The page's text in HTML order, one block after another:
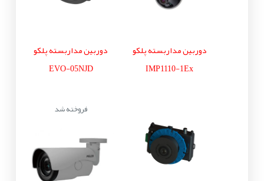
دوربین مداربسته پلکو
IMP1110-1Ex
دوربین مداربسته پلکو
EVO-05NJD
فروخته شد